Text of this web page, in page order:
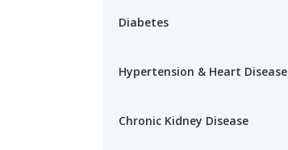
Diabetes
Hypertension & Heart Disease
Chronic Kidney Disease